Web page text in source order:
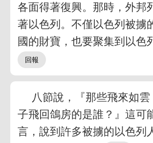
各面得著復興。那時，外邦
著以色列。不僅以色列被擄
國的財寶，也要聚集到以色
八節說，『那些飛來如
子飛回鴿房的是誰？』這可
言，說到許多被擄的以色列